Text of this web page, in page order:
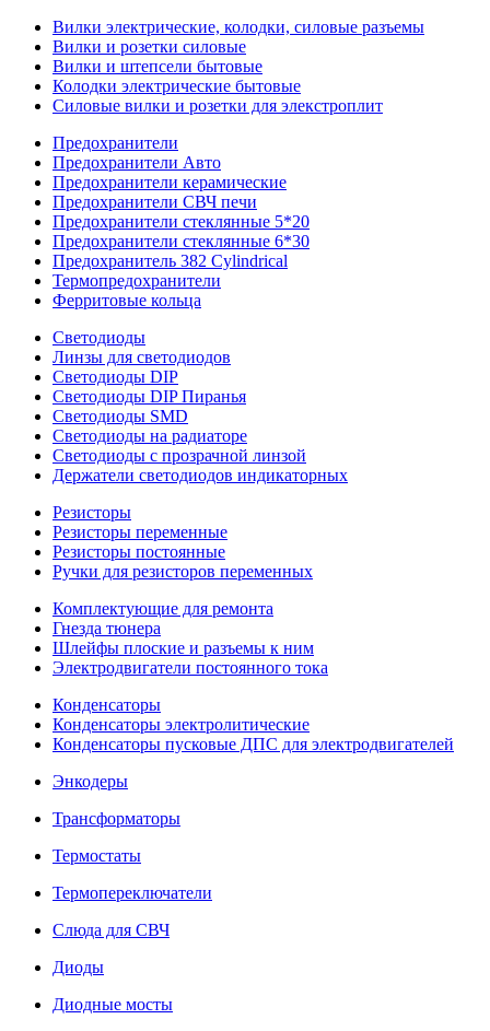
Вилки электрические, колодки, силовые разъемы
Вилки и розетки силовые
Вилки и штепсели бытовые
Колодки электрические бытовые
Силовые вилки и розетки для элекстроплит
Предохранители
Предохранители Авто
Предохранители керамические
Предохранители СВЧ печи
Предохранители стеклянные 5*20
Предохранители стеклянные 6*30
Предохранитель 382 Cylindrical
Термопредохранители
Ферритовые кольца
Светодиоды
Линзы для светодиодов
Светодиоды DIP
Светодиоды DIP Пиранья
Светодиоды SMD
Светодиоды на радиаторе
Светодиоды с прозрачной линзой
Держатели светодиодов индикаторных
Резисторы
Резисторы переменные
Резисторы постоянные
Ручки для резисторов переменных
Комплектующие для ремонта
Гнезда тюнера
Шлейфы плоские и разъемы к ним
Электродвигатели постоянного тока
Конденсаторы
Конденсаторы электролитические
Конденсаторы пусковые ДПС для электродвигателей
Энкодеры
Трансформаторы
Термостаты
Термопереключатели
Слюда для СВЧ
Диоды
Диодные мосты